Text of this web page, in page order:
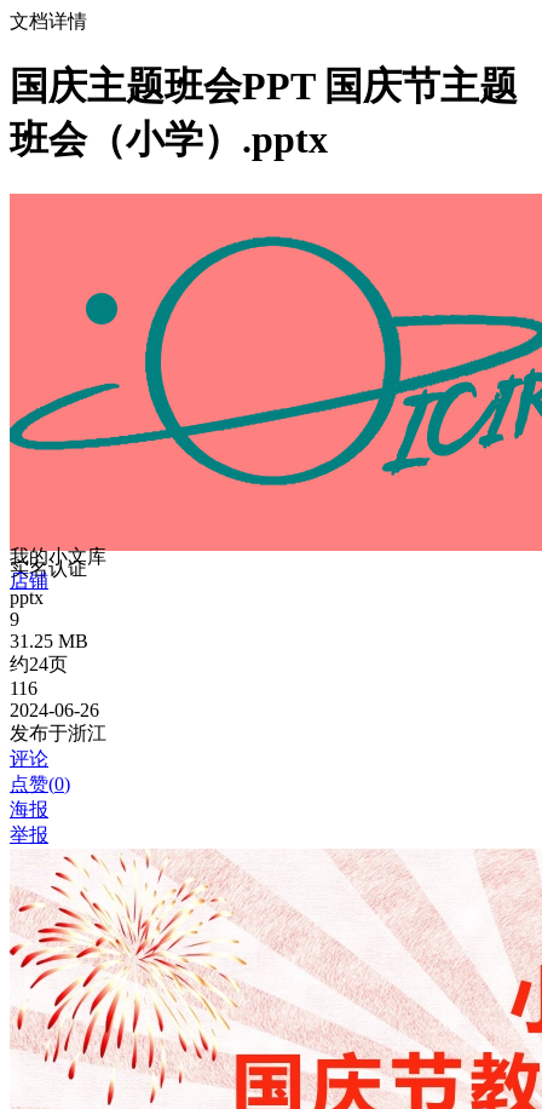
文档详情
国庆主题班会PPT 国庆节主题
班会（小学）.pptx
我的小文库
实名认证
店铺
pptx
9
31.25 MB
约24页
116
2024-06-26
发布于浙江
评论
点赞(0)
海报
举报